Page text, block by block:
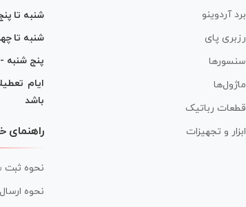
برد آردوینو
رزبری پای
سنسورها
ماژول‌ها
قطعات رباتیک
ابزار و تجهیزات
شنبه تا
شنبه تا
پنج شنبه
ایام
باشد
راهنمای
نحوه
نحوه ارسال